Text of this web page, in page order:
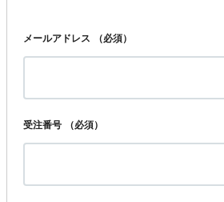
メールアドレス （必須）
受注番号 （必須）